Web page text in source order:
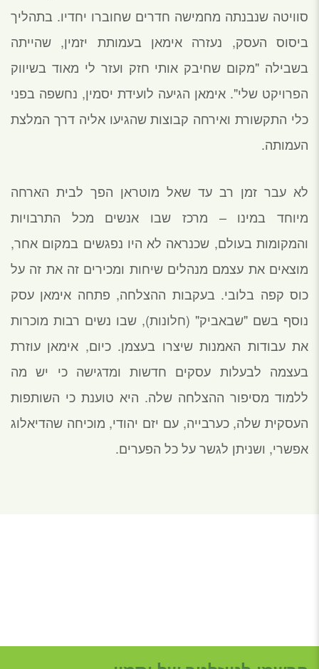
סוויטה שנבנתה מחמישה חדרים שחוברו יחדיו. בתהליך
ביסוס העסק, נעזרה אימאן בעמותת יזמין, שהייתה
בשבילה "מקום שחיבק אותי חזק ועזר לי מאוד בשיווק
הפרויקט שלי". אימאן הגיעה לועידת יסמין, נחשפה בפני
כלי התקשורת ואירחה קבוצות שהגיעו אליה דרך המלצת
העמותה.
לא עבר זמן רב עד שאל מוטראן הפך לבית הארחה
מיוחד במינו – מרכז שבו אנשים מכל התרבויות
והמקומות בעולם, שכנראה לא היו נפגשים במקום אחר,
מוצאים את עצמם מנהלים שיחות ומכירים זה את זה על
כוס קפה בלובי. בעקבות ההצלחה, פתחה אימאן עסק
נוסף בשם "שבאביק" (חלונות), שבו נשים רבות מוכרות
את עבודות האמנות שיצרו בעצמן. כיום, אימאן עוזרת
בעצמה לבעלות עסקים חדשות ומדגישה כי יש מה
ללמוד מסיפור ההצלחה שלה. היא טוענת כי השותפות
העסקית שלה, כערבייה, עם יזם יהודי, מוכיחה שהדיאלוג
אפשרי, ושניתן לגשר על כל הפערים.